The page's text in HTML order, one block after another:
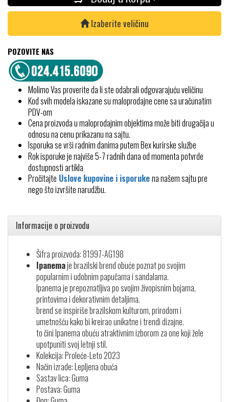
Izaberite veličinu
POZOVITE NAS
Molimo Vas proverite da li ste odabrali odgovarajuću veličinu
Kod svih modela iskazane su maloprodajne cene sa uračunatim
PDV-om
Cena proizvoda u maloprodajnim objektima može biti drugačija u
odnosu na cenu prikazanu na sajtu.
Isporuka se vrši radnim danima putem Bex kurirske službe
Rok isporuke je najviše 5-7 radnih dana od momenta potvrde
dostupnosti artikla
Pročitajte Uslove kupovine i isporukena našem sajtu pre
nego što izvršite narudžbu.
Informacije o proizvodu
Šifra proizvoda: 81997-AG198
Ipanemaje brazilski brend obuće poznat po svojim
popularnim i udobnim papučama i sandalama.
Ipanema je prepoznatljiva po svojim živopisnim bojama,
printovima i dekorativnim detaljima.
brend se inspiriše brazilskom kulturom, prirodom i
umetnošću kako bi kreirao unikatne i trendi dizajne.
to čini Ipanema obuću atraktivnim izborom za one koji žele
upotpuniti svoj letnji stil.
Kolekcija: Proleće-Leto 2023
Način izrade: Lepljena obuća
Sastav lica: Guma
Postava: Guma